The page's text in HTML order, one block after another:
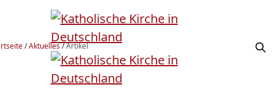
/Aktuelles/Artikel